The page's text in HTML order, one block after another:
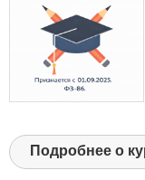
Подробнее о